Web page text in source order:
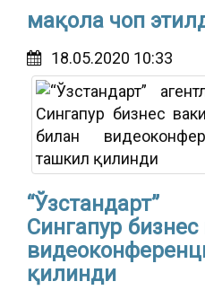
мақола чоп
18.05.2020 10:33
Cингапур
қилинди